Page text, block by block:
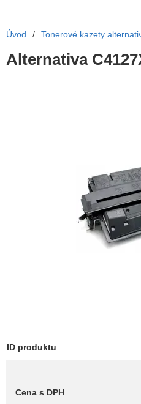
Úvod / Tonerové kazety
Alternativa
ID produktu
Cena s DPH